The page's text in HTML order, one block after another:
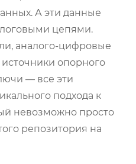
А эти данные
цепями.
аналого-цифровые
опорного
— все эти
подхода к
невозможно просто
репозитория на